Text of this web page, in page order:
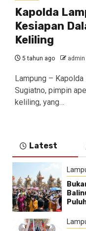
Kapolda
Kesiapan
Keliling
5 tahun ago admin
Lampung –
Sugiatno, pimpin
keliling, yang…
Latest